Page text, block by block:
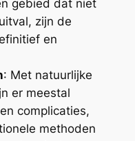
gebied dat niet
zijn de
en
: Met natuurlijke
er meestal
complicaties,
methoden